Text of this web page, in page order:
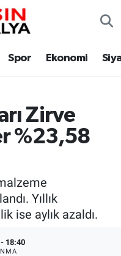
Spor Ekonomi
Zirve
%23,58
Yıllık
ise aylık azaldı.
18:40